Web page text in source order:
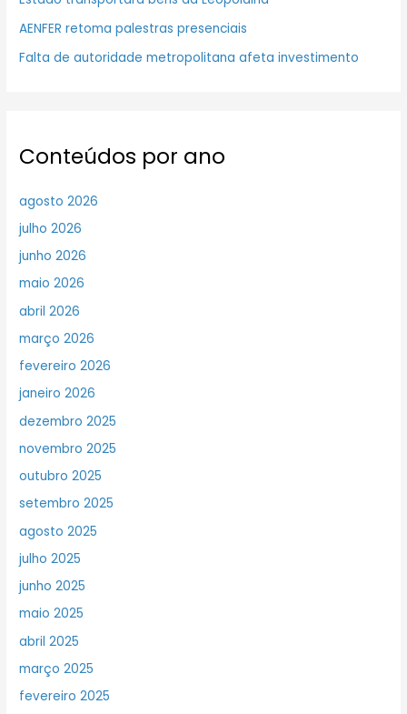
AENFER retoma palestras presenciais
Falta de autoridade metropolitana afeta investimento
Conteúdos por ano
agosto 2026
julho 2026
junho 2026
maio 2026
abril 2026
março 2026
fevereiro 2026
janeiro 2026
dezembro 2025
novembro 2025
outubro 2025
setembro 2025
agosto 2025
julho 2025
junho 2025
maio 2025
abril 2025
março 2025
fevereiro 2025